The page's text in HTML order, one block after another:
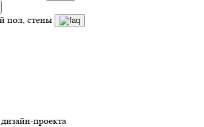
пол, стены
проекта